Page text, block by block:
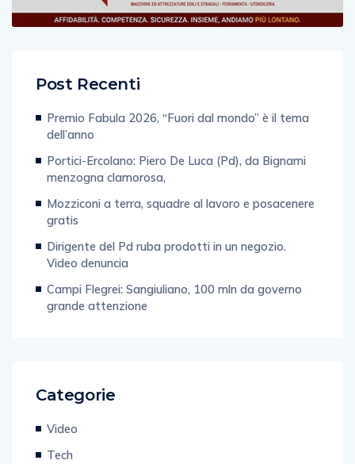
Post Recenti
Premio Fabula 2026, “Fuori dal mondo” è il tema
dell’anno
Portici-Ercolano: Piero De Luca (Pd), da Bignami
menzogna clamorosa,
Mozziconi a terra, squadre al lavoro e posacenere
gratis
Dirigente del Pd ruba prodotti in un negozio.
Video denuncia
Campi Flegrei: Sangiuliano, 100 mln da governo
grande attenzione
Categorie
Video
Tech